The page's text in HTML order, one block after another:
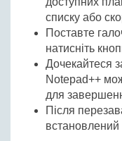
списку або
Поставте
натисніть
Дочекайтеся
Notepad++
для
Після
встановлений